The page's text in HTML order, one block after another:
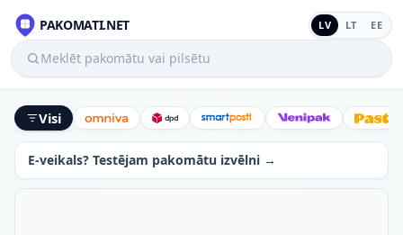
PAKOMATI.NET LV LT EE
Meklēt pakomātu vai pilsētu
Visi Omniva DPD SmartPostiVenipak
E-veikals? Testējam pakomātu izvēlni →